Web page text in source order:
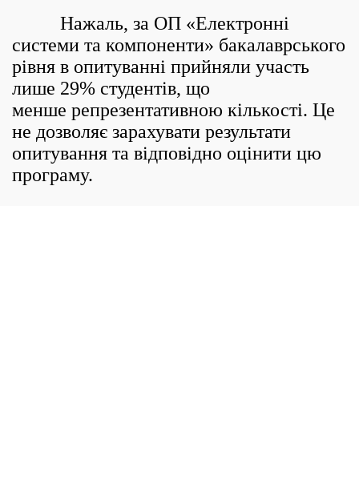
Нажаль, за ОП «Електронні
системи та компоненти» бакалаврського
рівня в опитуванні прийняли участь
лише 29% студентів, що
менше репрезентативною кількості. Це
не дозволяє зарахувати результати
опитування та відповідно оцінити цю
програму.